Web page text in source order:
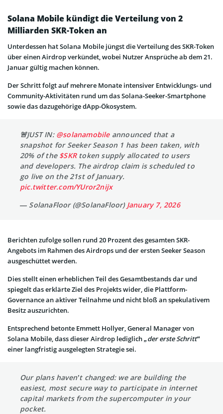
Solana Mobile kündigt die Verteilung von 2
Milliarden SKR-Token an
Unterdessen hatSolana Mobile jüngst die Verteilung des SKR-Token
über einen Airdrop verkündet, wobei Nutzer Ansprüche ab dem 21.
Januar gültig machen können.
Der Schritt folgt auf mehrere Monate intensiver Entwicklungs- und
Community-Aktivitäten rund um das Solana-Seeker-Smartphone
sowie das dazugehörige dApp-Ökosystem.
🚨JUST IN: @solanamobileannounced that a
snapshot for Seeker Season 1 has been taken, with
20% of the $SKRtoken supply allocated to users
and developers. The airdrop claim is scheduled to
go live on the 21st of January.
pic.twitter.com/YUror2nijx
— SolanaFloor (@SolanaFloor) January 7, 2026
Berichten zufolge sollen rund 20 Prozent des gesamten SKR-
Angebots im Rahmen des Airdrops und der ersten Seeker Season
ausgeschüttet werden.
Dies stellt einen erheblichen Teil des Gesamtbestands dar und
spiegelt das erklärte Ziel des Projekts wider, die Plattform-
Governance an aktiver Teilnahme und nicht bloß an spekulativem
Besitz auszurichten.
Entsprechend betonte Emmett Hollyer, General Manager von
Solana Mobile, dass dieser Airdrop lediglich„der erste Schritt“
einer langfristig ausgelegten Strategie sei.
Our plans haven’t changed: we are building the
easiest, most secure way to participate in internet
capital markets from the supercomputer in your
pocket.